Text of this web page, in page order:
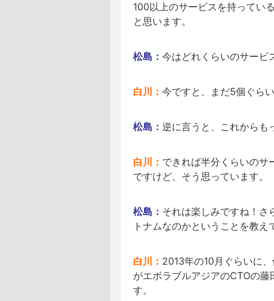
100以上のサービスを持ってい
と思います。
松島： 今はどれくらいのサービ
白川： 今ですと、まだ5個ぐら
松島： 逆に言うと、これからも
白川： できれば半分くらいのサ
ですけど、そう思っています。
松島： それは楽しみですね！さ
トナムなのかということを教え
白川： 2013年の10月ぐらいに
がエボラブルアジアのCTOの
す。